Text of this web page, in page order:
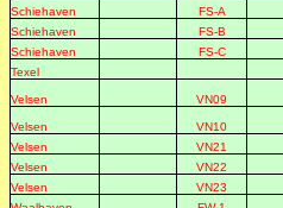
Schiehaven
FS-A
Schiehaven
FS-B
Schiehaven
FS-C
Texel
Velsen VN09
Velsen VN10
Velsen
VN21
Velsen
VN22
Velsen
VN23